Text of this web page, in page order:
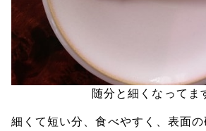
随分と細くなってま
細くて短い分、食べやすく、表面